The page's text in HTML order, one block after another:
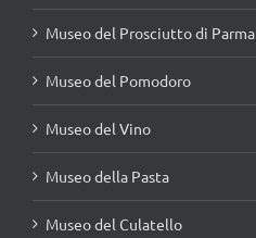
Museo del Prosciutto di Parma
Museo del Pomodoro
Museo del Vino
Museo della Pasta
Museo del Culatello